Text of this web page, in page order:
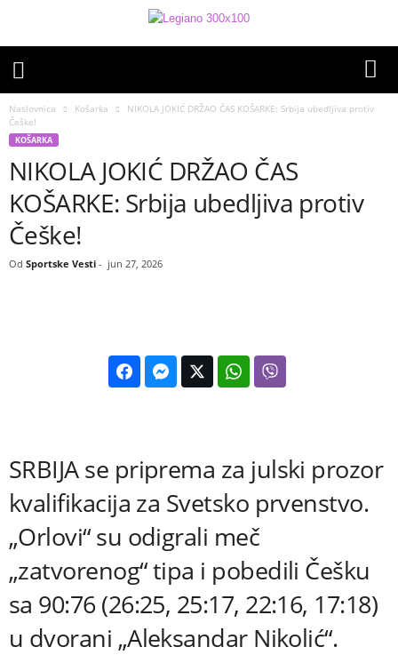
Naslovnica Košarka
NIKOLA JOKIĆ DRŽAO ČAS KOŠARKE: Srbija ubedljiva protiv
Češke!
KOŠARKA
NIKOLA JOKIĆ DRŽAO ČAS
KOŠARKE: Srbija ubedljiva protiv
Češke!
Od Sportske Vesti - jun 27, 2026
SRBIJA se priprema za julski prozor
kvalifikacija za Svetsko prvenstvo.
„Orlovi“ su odigrali meč
„zatvorenog“ tipa i pobedili Češku
sa 90:76 (26:25, 25:17, 22:16, 17:18)
u dvorani „Aleksandar Nikolić“.